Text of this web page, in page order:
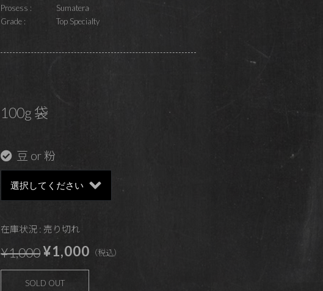
Prosess :
Sumatera
Grade :
Top Specialty
100g 袋
豆 or 粉
在庫状況 : 売り切れ
¥1,000¥1,000 （税込）
SOLD OUT